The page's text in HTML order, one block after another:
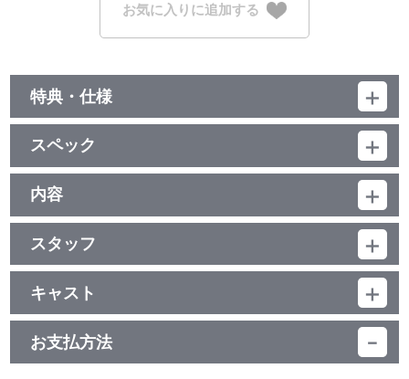
お気に入りに追加する
特典・仕様
他、仕様
ジャケットはキャラクターデザイン・才田俊次によるイラストを使
用！
スペック
品番：BCBA-0395
ジャンル：TVアニメ
ﾄﾞﾙﾋﾞｰﾃﾞｼﾞﾀﾙ(ﾓﾉﾗﾙ)／片面2層／ｽﾀﾝﾀﾞｰﾄﾞ／日本語字幕付（ON・
OFF可能）／カラー／確128分／11巻
内容
制作年度：1985年
【5話収録】
■第1話「ミンチン女子学院」
ロンドンでも厳格な事で知られる寄宿学校・ミンチン女子学院
に、一人の少女がやって来た。インドで莫大な富を築いたクルー家
の一人娘、セーラである。父親と一緒に学院にやってきたセーラだ
ったが、ミンチン院長の雰囲気に戸惑い、院長も裕福なクルー家の
自由奔放ぶりに驚かされる。そればかりか、セーラが彼女の専用馬
スタッフ
第1話 脚本：中西隆三／作画監督：才田俊次
第2話 脚本：中西隆三／作画監督：才田俊次
第3話 脚本：中西隆三／絵コンテ：坂本雄作／作画監督：才田俊
次
第4話 脚本：中西隆三／作画監督：才田俊次
第5話 脚本：中西隆三／絵コンテ：坂本雄作／作画監督：山崎登
キャスト
セーラ：島本須美／クルー：銀河万丈／ミンチン：中西妙子／アメ
リア：梨羽由記子／ラビニア：山田栄子／アーメンガード：八百坂
万紀／ロッティ：渡辺菜生子／ピーター：坂本千夏／モーリー：向
お支払方法